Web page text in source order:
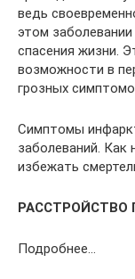
ведь
этом
спасения жизни.
возможности в
грозных
Симптомы
заболеваний. Как
избежать
РАССТРОЙСТВО
Подробнее…